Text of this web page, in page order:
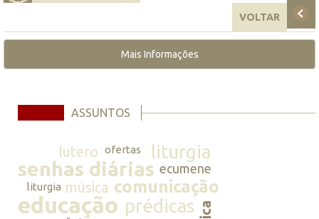
VOLTAR
Mais Informações
ASSUNTOS
lutero ofertas liturgia
senhas diárias ecumene
liturgia música comunicação
educação prédicas